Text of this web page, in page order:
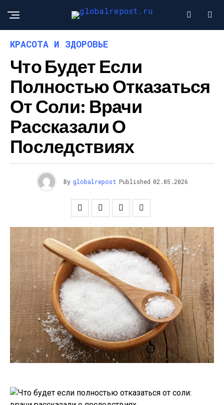
КРАСОТА И ЗДОРОВЬЕ
Что Будет Если
Полностью Отказаться
От Соли: Врачи
Рассказали О
Последствиях
By globalrepost Published 02.05.2026